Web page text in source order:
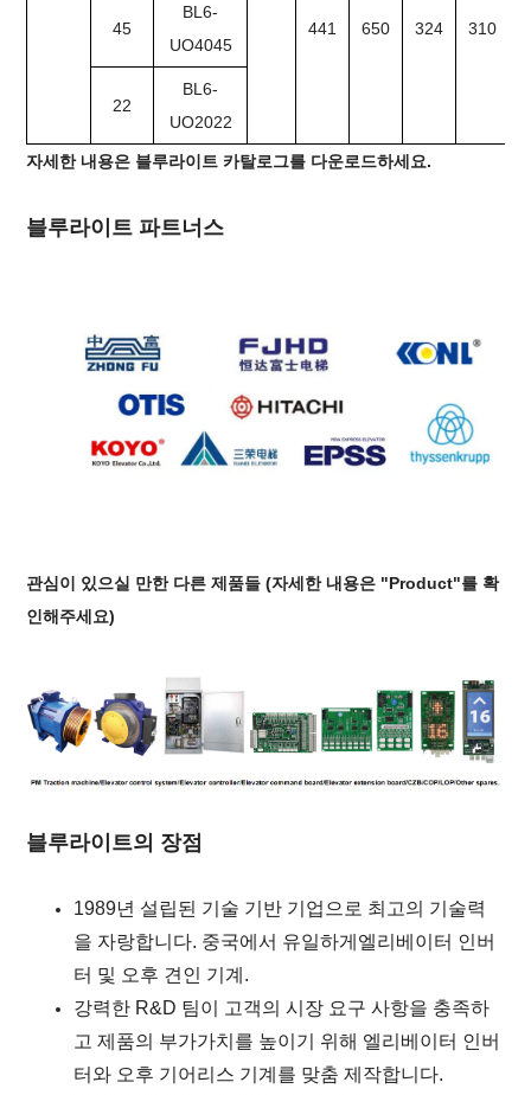
441 650 324 310
45
BL6-
UO4045
22
BL6-
UO2022
자세한 내용은 블루라이트 카탈로그를 다운로드하세요.
블루라이트 파트너스
관심이 있으실 만한 다른 제품들 (자세한 내용은 "Product"를 확
인해주세요)
블루라이트의 장점
1989년 설립된 기술 기반 기업으로 최고의 기술력
을 자랑합니다. 중국에서 유일하게 엘리베이터 인버
터 및 오후 견인 기계.
강력한 R&D 팀이 고객의 시장 요구 사항을 충족하
고 제품의 부가가치를 높이기 위해 엘리베이터 인버
터와 오후 기어리스 기계를 맞춤 제작합니다.